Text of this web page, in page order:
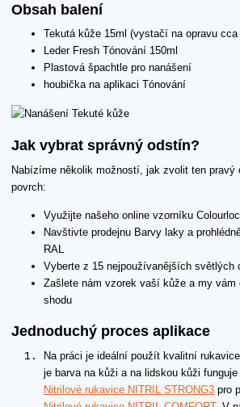
Obsah balení
Tekutá kůže 15ml (vystačí na opravu cca
Leder Fresh Tónování 150ml
Plastová špachtle pro nanášení
houbička na aplikaci Tónování
Jak vybrat správný odstín?
Nabízíme několik možností, jak zvolit ten pravý
povrch:
Využijte našeho online vzorníku
Navštivte prodejnu Barvy laky a
RAL
Vyberte z 15 nejpoužívanějších světlých
Zašlete nám vzorek vaší kůže a my vám
shodu
Jednoduchý proces aplikace
Na práci je ideální použít kvalitní
je barva na kůži a na lidskou kůži
Nitrilové rukavice NITRIL STRONG3 pro